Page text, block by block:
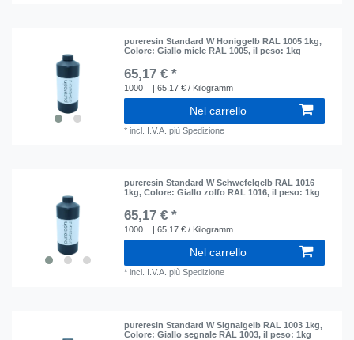
pureresin Standard W Honiggelb RAL 1005 1kg,
Colore: Giallo miele RAL 1005, il peso: 1kg
65,17 € *
1000 | 65,17 € / Kilogramm
Nel carrello
*incl. I.V.A. piùSpedizione
pureresin Standard W Schwefelgelb RAL 1016
1kg, Colore: Giallo zolfo RAL 1016, il peso: 1kg
65,17 € *
1000 | 65,17 € / Kilogramm
Nel carrello
*incl. I.V.A. piùSpedizione
pureresin Standard W Signalgelb RAL 1003 1kg,
Colore: Giallo segnale RAL 1003, il peso: 1kg